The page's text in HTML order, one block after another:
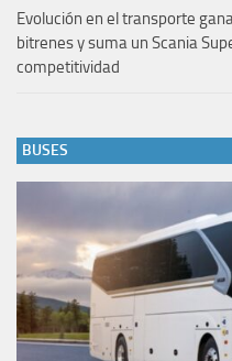
Evolución en el transporte
bitrenes y suma un Scania
competitividad
BUSES